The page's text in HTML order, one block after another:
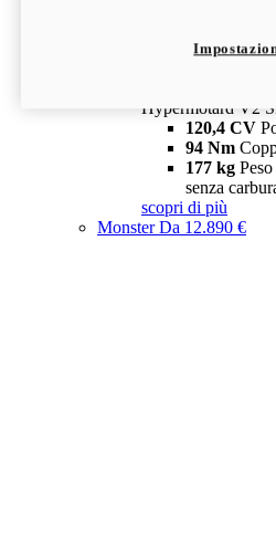
Depotenziata 35
configura scopri di
Hypermotard V2
120,4 CV
94 Nm
177 kg
senza
scopri di più
MonsterDa 12.890 €